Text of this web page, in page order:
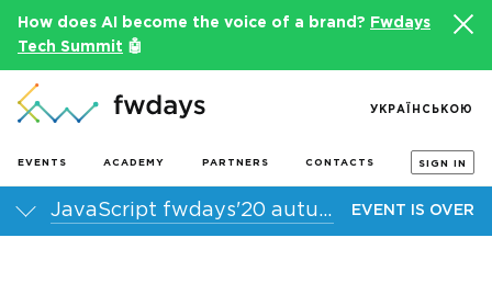
How does AI become the voice of a brand?
Fwdays
Tech Summit 🤖
EVENTS ACADEMY PARTNERS CONTACTS SIGN IN
УКРАЇНСЬКОЮ
JavaScript fwdays'20 autumn online conference EVENT IS OVER